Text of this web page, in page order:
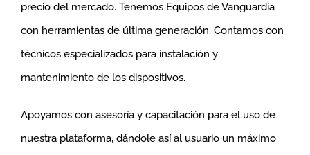
precio del mercado. Tenemos Equipos de Vanguardia
con herramientas de última generación. Contamos con
técnicos especializados para instalación y
mantenimiento de los dispositivos.
Apoyamos con asesoría y capacitación para el uso de
nuestra plataforma, dándole así al usuario un máximo